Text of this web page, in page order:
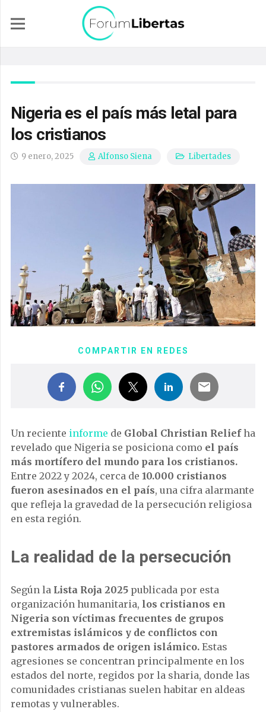
Nigeria es el país más letal para
los cristianos
9 enero, 2025 Alfonso Siena Libertades
COMPARTIR EN REDES
Un reciente informe de Global Christian Reliefha
revelado que Nigeria se posiciona como el país
más mortífero del mundo para los cristianos.
Entre 2022 y 2024, cerca de 10.000 cristianos
fueron asesinados en el país, una cifra alarmante
que refleja la gravedad de la persecución religiosa
en esta región.
La realidad de la persecución
Según la Lista Roja 2025 publicada por esta
organización humanitaria, los cristianos en
Nigeria son víctimas frecuentes de grupos
extremistas islámicos y de conflictos con
pastores armados de origen islámico. Estas
agresiones se concentran principalmente en los
estados del norte, regidos por la sharia, donde las
comunidades cristianas suelen habitar en aldeas
remotas y vulnerables.